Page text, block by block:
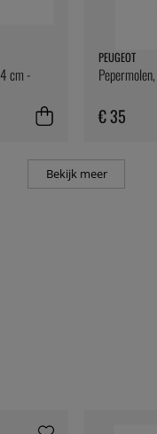
cm -
PEUGEOT
€ 35
Bekijk meer